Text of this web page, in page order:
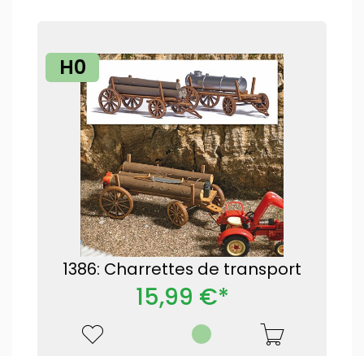
H0
1386: Charrettes de transport
15,99 €*